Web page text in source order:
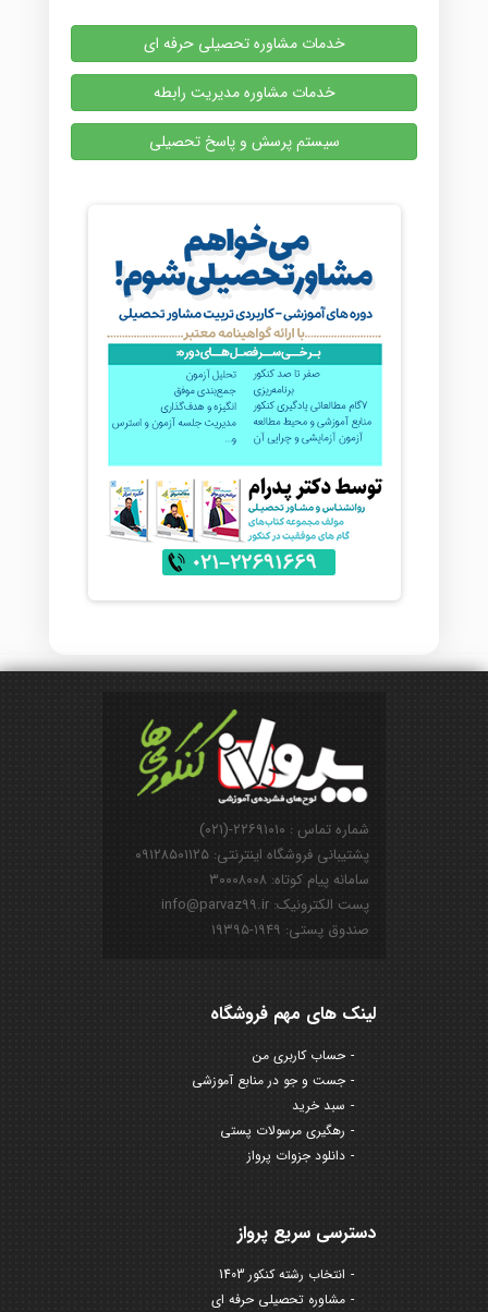
خدمات مشاوره تحصیلی حرفه ای
خدمات مشاوره مدیریت رابطه
سیستم پرسش و پاسخ تحصیلی
شماره تماس : ۲۲۶۹۱۰۱۰-(۰۲۱)
پشتیبانی فروشگاه اینترنتی: ۰۹۱۲۸۵۰۱۱۲۵
سامانه پیام کوتاه: ۳۰۰۰۸۰۰۸
پست الکترونیک: info@parvaz99.ir
صندوق پستی: ۱۹۴۹-۱۹۳۹۵
لینک های مهم فروشگاه
حساب کاربری من
جست و جو در منابع آموزشی
سبد خرید
رهگیری مرسولات پستی
دانلود جزوات پرواز
دسترسی سریع پرواز
انتخاب رشته کنکور 1403
مشاوره تحصیلی حرفه ای